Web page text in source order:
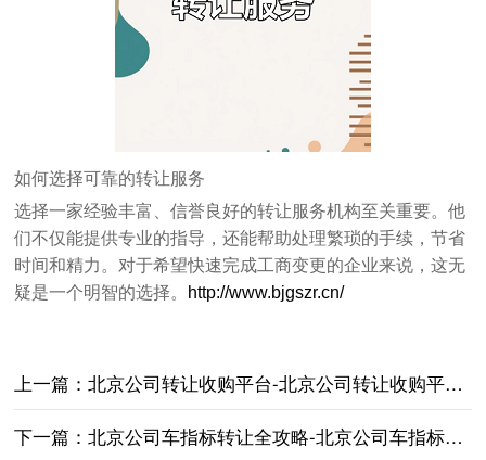
如何选择可靠的转让服务
选择一家经验丰富、信誉良好的转让服务机构至关重要。他
们不仅能提供专业的指导，还能帮助处理繁琐的手续，节省
时间和精力。对于希望快速完成工商变更的企业来说，这无
疑是一个明智的选择。 http://www.bjgszr.cn/
上一篇：北京公司转让收购平台-北京公司转让收购平台推荐与正规渠道
下一篇：北京公司车指标转让全攻略-北京公司车指标转让流程及注意事项